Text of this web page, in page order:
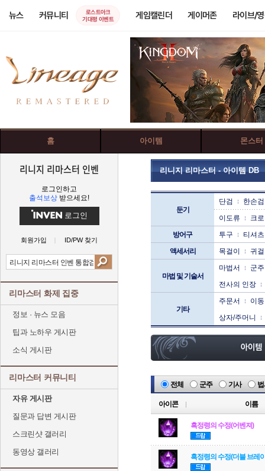
뉴스 커뮤니티
로스트아크
기대평 이벤트
게임캘린더 게이머존 라이브/
홈 아이템 몬스터
리니지 리마스터 인벤
로그인하고
출석보상 받으세요!
로그인
회원가입 ID/PW 찾기
리마스터 화제 집중
정보 · 뉴스 모음
팁과 노하우 게시판
소식 게시판
리마스터 커뮤니티
자유 게시판
질문과 답변 게시판
스크린샷 갤러리
동영상 갤러리
리니지 리마스터 - 아이템 DB
둔기
단검
한손검
이도류
크
방어구
투구
티셔츠
액세서리
목걸이 귀
마법 및 기술서
마법서
군
전사의 인장
기타
주문서
이
상자/주머니
전체 군주 기사
아이콘 이름
흑정령의 수정(어벤져)
흑정령의 수정(더블 브레